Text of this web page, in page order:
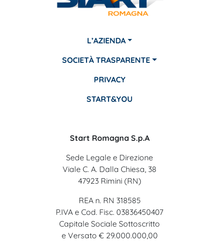
L’AZIENDA
SOCIETÀ TRASPARENTE
PRIVACY
START&YOU
Start Romagna S.p.A
Sede Legale e Direzione
Viale C. A. Dalla Chiesa, 38
47923 Rimini (RN)
REA n. RN 318585
P.IVA e Cod. Fisc. 03836450407
Capitale Sociale Sottoscritto
e Versato € 29.000.000,00